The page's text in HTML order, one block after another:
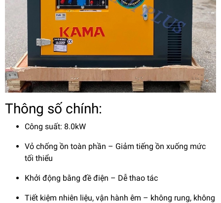
Thông số chính:
Công suất: 8.0kW
Vỏ chống ồn toàn phần – Giảm tiếng ồn xuống mức
tối thiểu
Khởi động bằng đề điện – Dễ thao tác
Tiết kiệm nhiên liệu, vận hành êm – không rung, không